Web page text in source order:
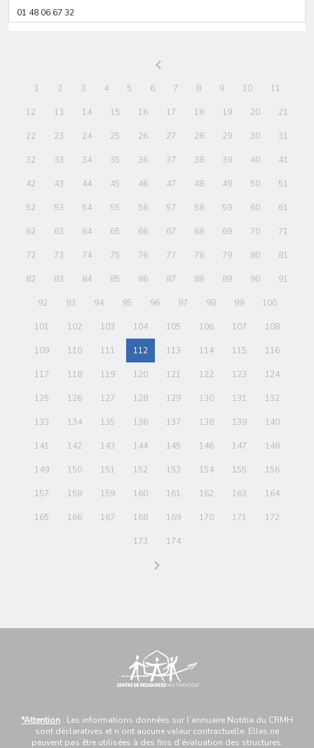
01 48 06 67 32
1 2 3 4 5 6 7 8 9 10 11
12 13 14 15 16 17 18 19 20 21
22 23 24 25 26 27 28 29 30 31
32 33 34 35 36 37 38 39 40 41
42 43 44 45 46 47 48 49 50 51
52 53 54 55 56 57 58 59 60 61
62 63 64 65 66 67 68 69 70 71
72 73 74 75 76 77 78 79 80 81
82 83 84 85 86 87 88 89 90 91
92 93 94 95 96 97 98 99 100
101 102 103 104 105 106 107 108
109 110 111 112 113 114 115 116
117 118 119 120 121 122 123 124
125 126 127 128 129 130 131 132
133 134 135 136 137 138 139 140
141 142 143 144 145 146 147 148
149 150 151 152 153 154 155 156
157 158 159 160 161 162 163 164
165 166 167 168 169 170 171 172
173 174
*Attention : Les informations données sur l’annuaire Notitia du CRMH
sont déclaratives et n’ont aucune valeur contractuelle. Elles ne
peuvent pas être utilisées à des fins d’évaluation des structures.